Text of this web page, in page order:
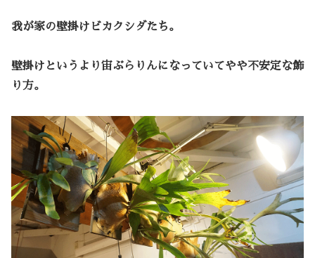
我が家の壁掛けビカクシダたち。
壁掛けというより宙ぶらりんになっていてやや不安定な飾
り方。